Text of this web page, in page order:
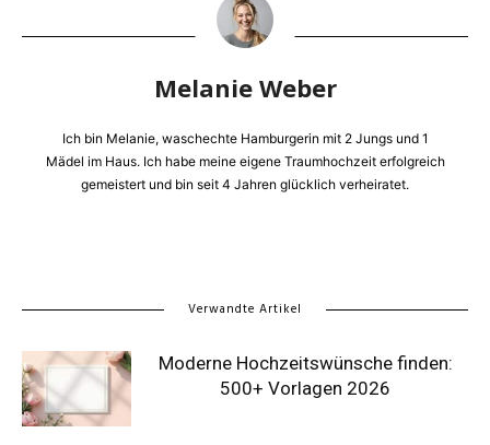
Melanie Weber
Ich bin Melanie, waschechte Hamburgerin mit 2 Jungs und 1
Mädel im Haus. Ich habe meine eigene Traumhochzeit erfolgreich
gemeistert und bin seit 4 Jahren glücklich verheiratet.
Verwandte Artikel
Moderne Hochzeitswünsche finden:
500+ Vorlagen 2026